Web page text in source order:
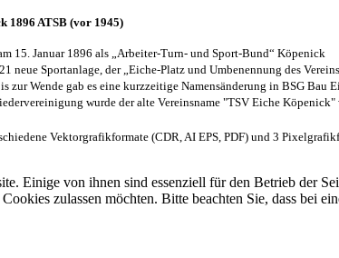
Einige von ihnen sind essenziell für den Betrieb der
zulassen möchten. Bitte beachten Sie, dass
1896 ATSB (vor 1945)
15. Januar 1896 als „Arbeiter-Turn- und Sport-Bund“ Köpenick
neue Sportanlage, der „Eiche-Platz und Umbenennung des
zur Wende gab es eine kurzzeitige Namensänderung in BSG Bau
wurde der alte Vereinsname "TSV Eiche
Vektorgrafikformate (CDR, AI EPS, PDF) und 3